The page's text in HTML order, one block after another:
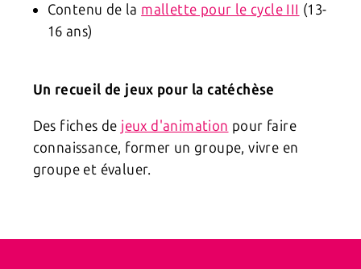
Contenu de la mallette pour le cycle III (13-
16 ans)
Un recueil de jeux pour la catéchèse
Des fiches de jeux d'animation pour faire
connaissance, former un groupe, vivre en
groupe et évaluer.